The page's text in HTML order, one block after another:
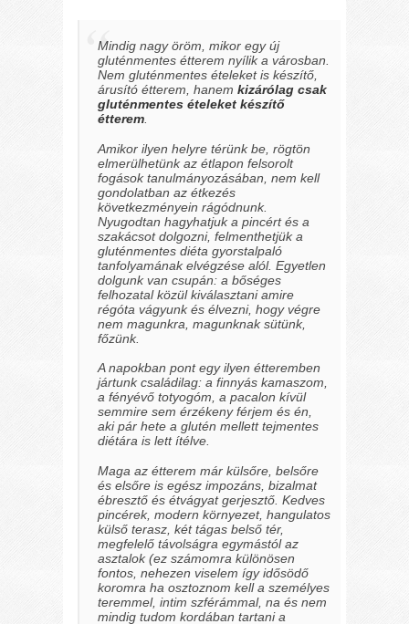
Mindig nagy öröm, mikor egy új
gluténmentes étterem nyílik a városban.
Nem gluténmentes ételeket is készítő,
árusító étterem, hanemkizárólag csak
gluténmentes ételeket készítő
étterem
Amikor ilyen helyre térünk be, rögtön
elmerülhetünk az étlapon felsorolt
fogások tanulmányozásában, nem kell
gondolatban az étkezés
következményein rágódnunk.
Nyugodtan hagyhatjuk a pincért és a
szakácsot dolgozni, felmenthetjük a
gluténmentes diéta gyorstalpaló
tanfolyamának elvégzése alól. Egyetlen
dolgunk van csupán: a bőséges
felhozatal közül kiválasztani amire
régóta vágyunk és élvezni, hogy végre
nem magunkra, magunknak sütünk,
főzünk.
A napokban pont egy ilyen étteremben
jártunk családilag: a finnyás kamaszom,
a fényévő totyogóm, a pacalon kívül
semmire sem érzékeny férjem és én,
aki pár hete a glutén mellett tejmentes
diétára is lett ítélve.
Maga az étterem már külsőre, belsőre
és elsőre is egész impozáns, bizalmat
ébresztő és étvágyat gerjesztő. Kedves
pincérek, modern környezet, hangulatos
külső terasz, két tágas belső tér,
megfelelő távolságra egymástól az
asztalok (ez számomra különösen
fontos, nehezen viselem így idősödő
koromra ha osztoznom kell a személyes
teremmel, intim szférámmal, na és nem
mindig tudom kordában tartani a